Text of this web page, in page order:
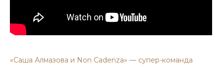
«Саша Алмазова и Non Cadenza» — супер-команда